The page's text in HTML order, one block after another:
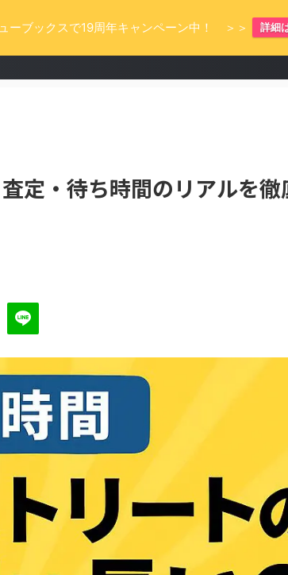
ーブックスで19周年キャンペーン中！ ＞＞ 詳細
定・待ち時間のリアルを徹